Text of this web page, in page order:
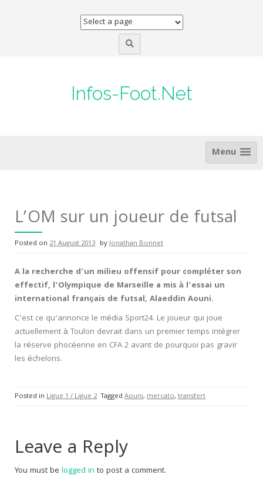
Infos-Foot.Net
Menu
L’OM sur un joueur de futsal
Posted on 21 August 2013 byJonathan Bonnet
A la recherche d’un milieu offensif pour compléter son
effectif, l’Olympique de Marseille a mis à l’essai un
international français de futsal, Alaeddin Aouni.
C’est ce qu’annonce le média Sport24. Le joueur qui joue
actuellement à Toulon devrait dans un premier temps intégrer
la réserve phocéenne en CFA 2 avant de pourquoi pas gravir
les échelons.
Posted in Ligue 1 / Ligue 2 Tagged Aouni, mercato, transfert
Leave a Reply
You must be logged in to post a comment.